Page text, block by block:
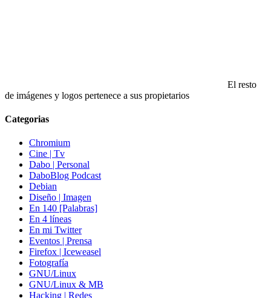
El resto
de imágenes y logos pertenece a sus propietarios
Categorias
Chromium
Cine | Tv
Dabo | Personal
DaboBlog Podcast
Debian
Diseño | Imagen
En 140 [Palabras]
En 4 líneas
En mi Twitter
Eventos | Prensa
Firefox | Iceweasel
Fotografía
GNU/Linux
GNU/Linux & MB
Hacking | Redes